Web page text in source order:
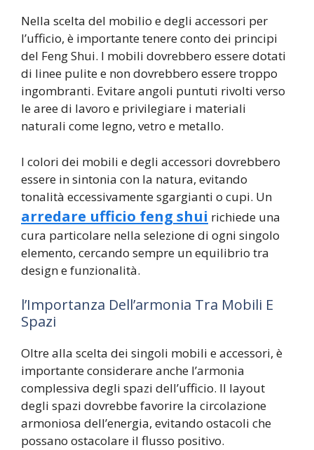
Nella scelta del mobilio e degli accessori per
l’ufficio, è importante tenere conto dei principi
del Feng Shui. I mobili dovrebbero essere dotati
di linee pulite e non dovrebbero essere troppo
ingombranti. Evitare angoli puntuti rivolti verso
le aree di lavoro e privilegiare i materiali
naturali come legno, vetro e metallo.
I colori dei mobili e degli accessori dovrebbero
essere in sintonia con la natura, evitando
tonalità eccessivamente sgargianti o cupi. Un
arredare ufficio feng shui richiede una
cura particolare nella selezione di ogni singolo
elemento, cercando sempre un equilibrio tra
design e funzionalità.
l’Importanza Dell’armonia Tra Mobili E
Spazi
Oltre alla scelta dei singoli mobili e accessori, è
importante considerare anche l’armonia
complessiva degli spazi dell’ufficio. Il layout
degli spazi dovrebbe favorire la circolazione
armoniosa dell’energia, evitando ostacoli che
possano ostacolare il flusso positivo.